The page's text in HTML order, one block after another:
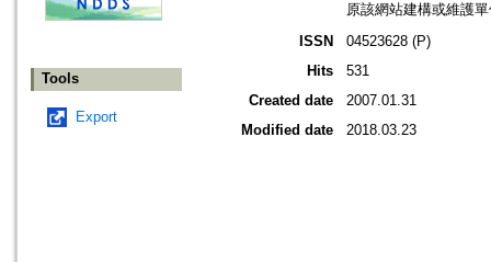
Tools
Export
原該網站建構或維護
ISSN
04523628 (P)
Hits
531
Created date
2007.01.31
Modified date
2018.03.23